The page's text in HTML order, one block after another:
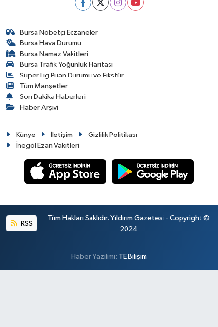
Bursa Nöbetçi Eczaneler
Bursa Hava Durumu
Bursa Namaz Vakitleri
Bursa Trafik Yoğunluk Haritası
Süper Lig Puan Durumu ve Fikstür
Tüm Manşetler
Son Dakika Haberleri
Haber Arşivi
Künye İletişim
Gizlilik Politikası
İnegöl Ezan Vakitleri
RSS
Tüm Hakları Saklıdır. Yıldırım Gazetesi - Copyright ©
2024
Haber Yazılımı: TE Bilişim